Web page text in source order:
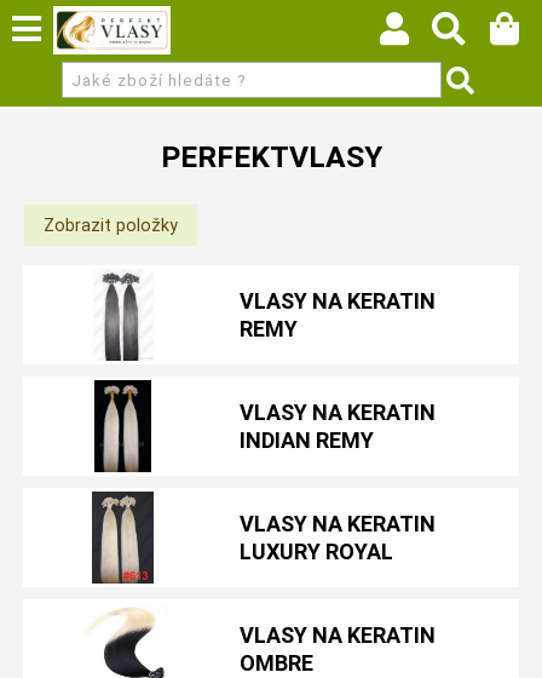
PERFEKTVLASY
VLASY NA KERATIN
REMY
VLASY NA KERATIN
INDIAN REMY
VLASY NA KERATIN
LUXURY ROYAL
VLASY NA KERATIN
OMBRE